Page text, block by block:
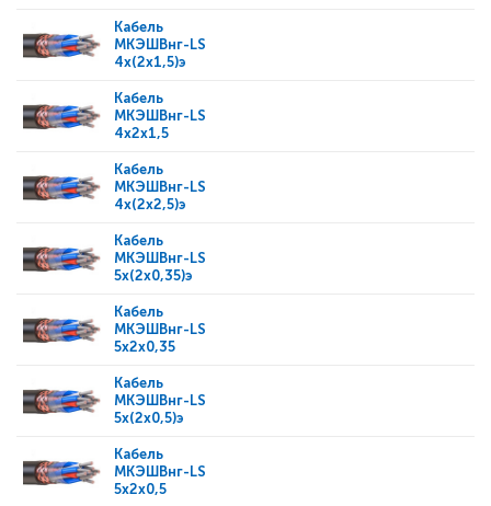
Кабель
МКЭШВнг-LS
4x(2x1,5)э
Кабель
МКЭШВнг-LS
4x2x1,5
Кабель
МКЭШВнг-LS
4x(2x2,5)э
Кабель
МКЭШВнг-LS
5x(2x0,35)э
Кабель
МКЭШВнг-LS
5x2x0,35
Кабель
МКЭШВнг-LS
5x(2x0,5)э
Кабель
МКЭШВнг-LS
5x2x0,5